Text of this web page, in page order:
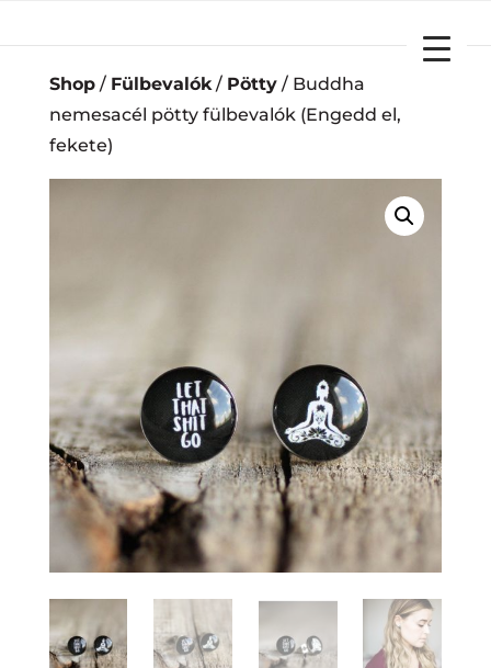
Shop/ Fülbevalók/ Pötty/ Buddha
nemesacél pötty fülbevalók (Engedd el,
fekete)
YOUR CART